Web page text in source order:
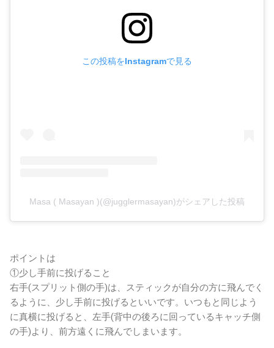
この投稿をInstagramで見る
Masa ( Masayan )(@jugglermasayan)がシェアした投稿
ポイントは
①少し手前に投げること
右手(スプリット側の手)は、スティックが自分の方に飛んでく
るように、少し手前に投げるといいです。いつもと同じよう
に真横に投げると、左手(背中の後ろに回っているキャッチ側
の手)より、前方遠くに飛んでしまいます。